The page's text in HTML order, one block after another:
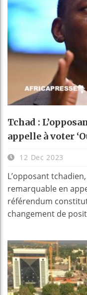
Tchad :
appelle à voter
12 Dec 2023
L’opposant
remarquable en
référendum
changement de